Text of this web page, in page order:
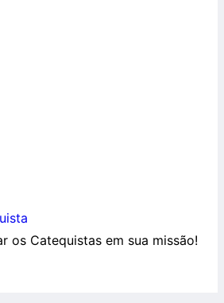
os Catequistas em sua missão!